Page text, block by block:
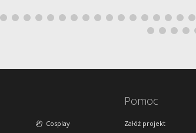
Cosplay
Pomoc
Załóż projekt